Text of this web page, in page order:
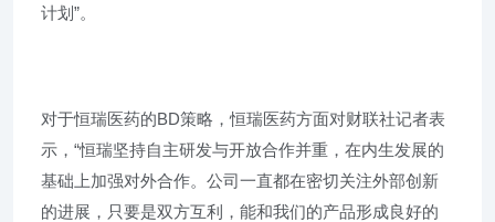
计划”。
对于恒瑞医药的BD策略，恒瑞医药方面对财联社记者表
示，“恒瑞坚持自主研发与开放合作并重，在内生发展的
基础上加强对外合作。公司一直都在密切关注外部创新
的进展，只要是双方互利，能和我们的产品形成良好的